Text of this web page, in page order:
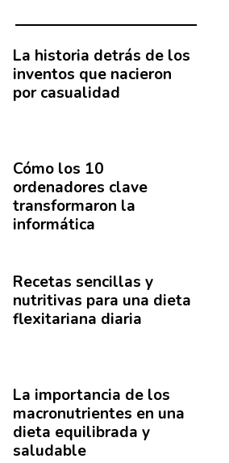
La historia detrás de los
inventos que nacieron
por casualidad
Cómo los 10
ordenadores clave
transformaron la
informática
Recetas sencillas y
nutritivas para una dieta
flexitariana diaria
La importancia de los
macronutrientes en una
dieta equilibrada y
saludable